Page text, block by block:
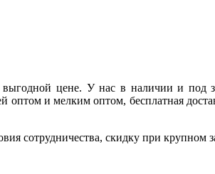
цене. У нас в наличии и под
оптом и мелким оптом, бесплатная
сотрудничества, скидку при крупном